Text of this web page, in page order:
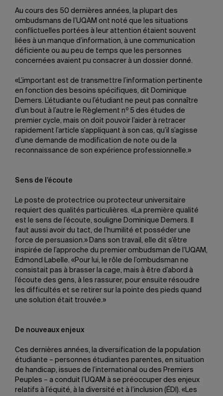
Au cours des 50 dernières années, la plupart des
ombudsmans de l’UQAM ont noté que les situations
conflictuelles portées à leur attention étaient souvent
liées à un manque d’information, à une communication
déficiente ou au peu de temps que les personnes
concernées avaient pu consacrer à un dossier donné.
«L’important est de transmettre l’information pertinente
en fonction des besoins spécifiques, dit Dominique
Demers. L’étudiante ou l’étudiant ne peut pas connaître
d’un bout à l’autre le Règlement n o 5 des études de
premier cycle, mais on doit pouvoir l’aider à retracer
rapidement l’article s’appliquant à son cas, qu’il s’agisse
d’une demande de modification de note ou de la
reconnaissance de son expérience professionnelle.»
Sens de l’écoute
Le poste de protectrice ou protecteur universitaire
requiert des qualités particulières. «La première qualité
est le sens de l’écoute, souligne Dominique Demers. Il
faut aussi avoir du tact, de l’humilité et posséder une
force de persuasion.» Dans son travail, elle dit s’être
inspirée de l’approche du premier ombudsman de l’UQAM,
Edmond Labelle. «Pour lui, le rôle de l’ombudsman ne
consistait pas à brasser la cage, mais à être d’abord à
l’écoute des gens, à les rassurer, pour ensuite résoudre
les difficultés et se retirer sur la pointe des pieds quand
une solution était trouvée.»
De nouveaux enjeux
Ces dernières années, la diversification de la population
étudiante – personnes étudiantes parentes, en situation
de handicap, issues de l’international ou des Premiers
Peuples – a conduit l’UQAM à se préoccuper des enjeux
relatifs à l’équité, à la diversité et à l’inclusion (ÉDI). «Les